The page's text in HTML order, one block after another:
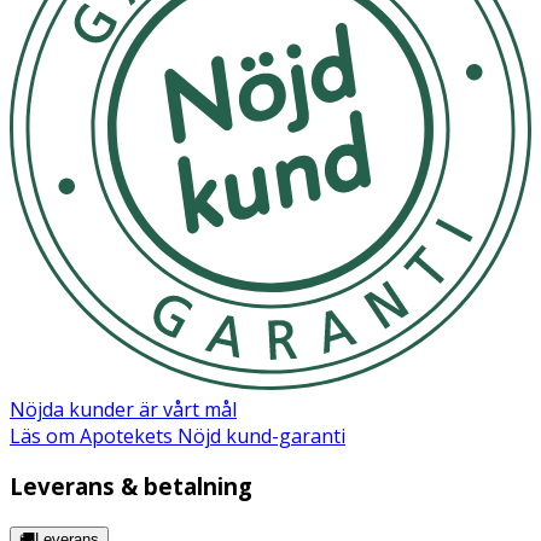
· Metallapplikator för riktad applicering
· Avtagbar applikator
· Trycksatt behållare med kylgas
· Storlek: 50 ml
Användning
Läs hela bruksanvisningen och bipacksedeln innan
användning.
Placera aerosolbehållaren på en plan och hård yta.
Sätt applikatorn på burken med metallspetsen
uppåt.
kylningen. Undvik kontakt med metallspetsen.
Nöjda kunder är vårt mål
Läs om Apotekets Nöjd kund-garanti
Leverans & betalning